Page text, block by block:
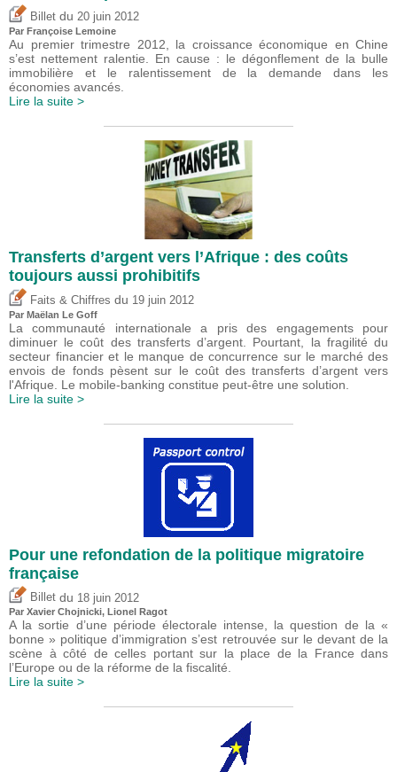
Billet du 20 juin 2012
Par Françoise Lemoine
Au premier trimestre 2012, la croissance économique en Chine
s’est nettement ralentie. En cause : le dégonflement de la bulle
immobilière et le ralentissement de la demande dans les
économies avancés.
Lire la suite >
Transferts d’argent vers l’Afrique : des coûts
toujours aussi prohibitifs
Faits & Chiffres du 19 juin 2012
Par Maëlan Le Goff
La communauté internationale a pris des engagements pour
diminuer le coût des transferts d’argent. Pourtant, la fragilité du
secteur financier et le manque de concurrence sur le marché des
envois de fonds pèsent sur le coût des transferts d’argent vers
l'Afrique. Le mobile-banking constitue peut-être une solution.
Lire la suite >
Pour une refondation de la politique migratoire
française
Billet du 18 juin 2012
Par Xavier Chojnicki, Lionel Ragot
A la sortie d’une période électorale intense, la question de la «
bonne » politique d’immigration s’est retrouvée sur le devant de la
scène à côté de celles portant sur la place de la France dans
l’Europe ou de la réforme de la fiscalité.
Lire la suite >